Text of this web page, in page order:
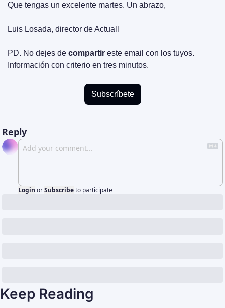
Que tengas un excelente martes. Un abrazo,
Luis Losada, director de Actuall
PD. No dejes de compartir este email con los tuyos.
Información con criterio en tres minutos.
Subscríbete
Reply
Login orSubscribeto participate
Keep Reading